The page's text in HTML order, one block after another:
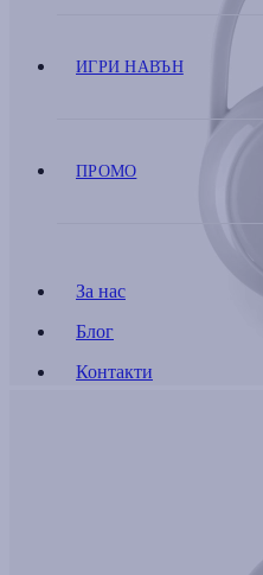
ИГРИ НАВЪН
ПРОМО
За нас
Блог
Контакти